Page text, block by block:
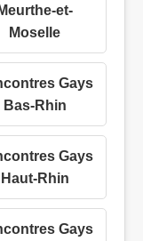
Meurthe-et-
Moselle
Gays
Bas-Rhin
Gays
Haut-Rhin
Gays